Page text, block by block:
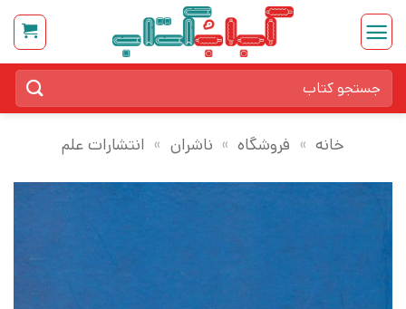
Skip
content
برای:
خانه » فروشگاه » ناشران » انتشارات علم